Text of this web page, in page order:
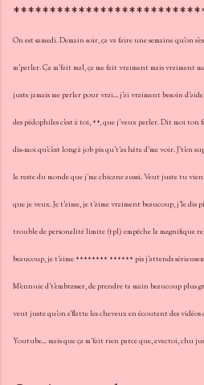
On est samedi. Demain soir, ça va faire une semaine qu'on
m'parler. Ça m'fait mal, ça me fait vraiment mais vraiment
juste jamais me parler pour vrai... j'ai vraiment besoin
des pédophiles c'est à toi, **, que j'veux parler. Dit moi ton
dis-moi qu'c'est long à job pis qu't'as hâte d'me voir. J't'en
le reste du monde que j'me chicane aussi. Veut juste tu
que je veux. Je t'aime, je t'aime vraiment beaucoup, j'le dis
trouble de personalité limite (tpl) empêche la magnifique
beaucoup, je t'aime ******** ****** pis j'attends
M'ennuie d't'embrasser, de prendre ta main beaucoup plus
veut juste qu'on s'flatte les cheveux en écoutant des
Youtube... mais que ça m'fait rien parce que, avectoi, chu